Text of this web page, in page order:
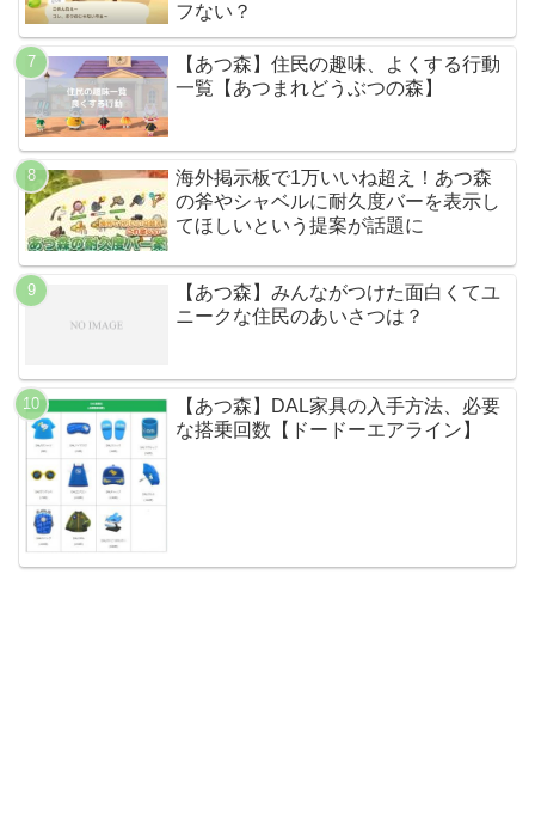
フない？
【あつ森】住民の趣味、よくする行動
一覧【あつまれどうぶつの森】
海外掲示板で1万いいね超え！あつ森
の斧やシャベルに耐久度バーを表示し
てほしいという提案が話題に
【あつ森】みんながつけた面白くてユ
ニークな住民のあいさつは？
【あつ森】DAL家具の入手方法、必要
な搭乗回数【ドードーエアライン】